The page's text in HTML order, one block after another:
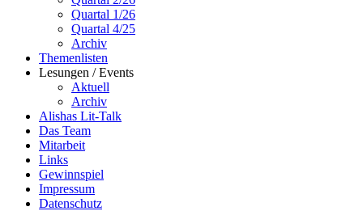
Quartal 1/26
Quartal 4/25
Archiv
Themenlisten
Lesungen / Events
Aktuell
Archiv
Alishas Lit-Talk
Das Team
Mitarbeit
Links
Gewinnspiel
Impressum
Datenschutz